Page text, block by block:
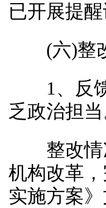
已开展提
(六)整改
1、反馈
乏政治担当
整改情况
机构改革
实施方案